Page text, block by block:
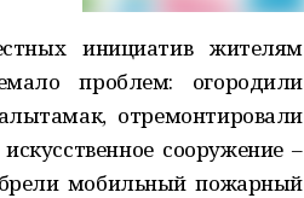
инициатив жителям
проблем: огородили
отремонтировали
сооружение –
мобильный пожарный